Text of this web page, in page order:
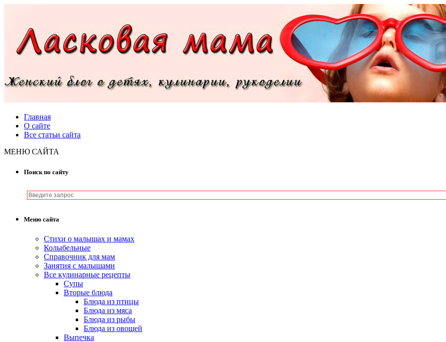
Главная
О сайте
Все статьи сайта
МЕНЮ САЙТА
Поиск по сайту
Меню сайта
Стихи о малышах и мамах
Колыбельные
Справочник для мам
Занятия с малышами
Все кулинарные рецепты
Супы
Вторые блюда
Блюда из птицы
Блюда из мяса
Блюда из рыбы
Блюда из овощей
Выпечка